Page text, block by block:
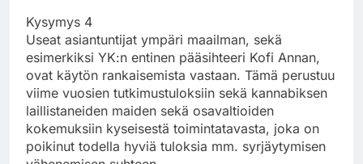
Kysymys 4
Useat asiantuntijat ympäri maailman, sekä
esimerkiksi YK:n entinen pääsihteeri Kofi Annan,
ovat käytön rankaisemista vastaan. Tämä perustuu
viime vuosien tutkimustuloksiin sekä kannabiksen
laillistaneiden maiden sekä osavaltioiden
kokemuksiin kyseisestä toimintatavasta, joka on
poikinut todella hyviä tuloksia mm. syrjäytymisen